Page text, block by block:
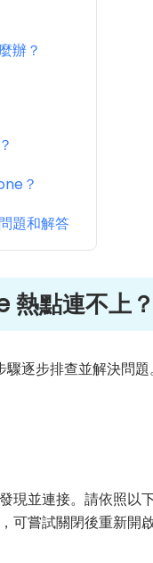
辦？
？
題和解答
熱點連不上？
逐步排查並解決問題。
並連接。請依照以
可嘗試關閉後重新開啟